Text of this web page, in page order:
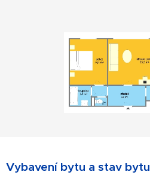
Vybavení bytu a stav bytu